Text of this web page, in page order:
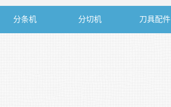
分条机 分切机 刀具配件